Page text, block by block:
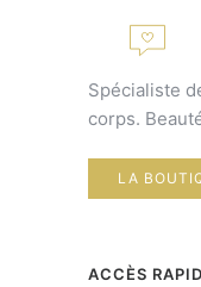
Spécialiste
corps.
LA
ACCÈS